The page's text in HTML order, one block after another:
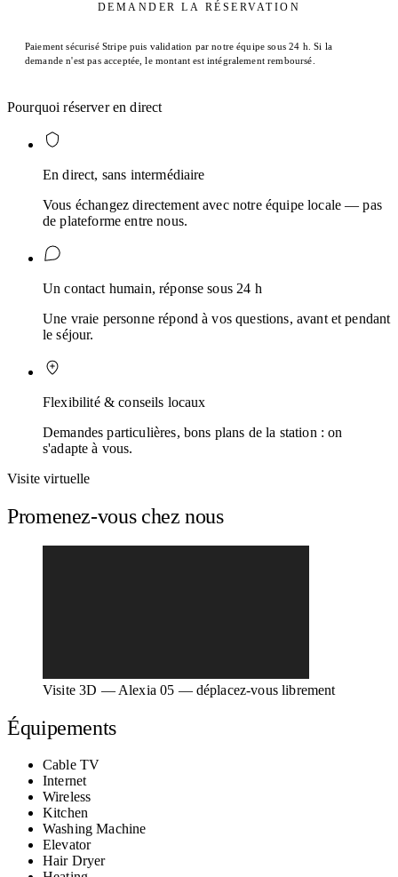
DEMANDER LA RÉSERVATION
Paiement sécurisé Stripe puis validation par notre équipe sous 24 h. Si la
demande n'est pas acceptée, le montant est intégralement remboursé.
Pourquoi réserver en direct
En direct, sans intermédiaire
Vous échangez directement avec notre équipe locale — pas
de plateforme entre nous.
Un contact humain, réponse sous 24 h
Une vraie personne répond à vos questions, avant et pendant
le séjour.
Flexibilité & conseils locaux
Demandes particulières, bons plans de la station : on
s'adapte à vous.
Visite virtuelle
Promenez-vous chez nous
Visite 3D — Alexia 05 — déplacez-vous librement
Équipements
Cable TV
Internet
Wireless
Kitchen
Washing Machine
Elevator
Hair Dryer